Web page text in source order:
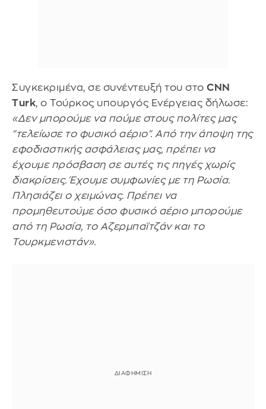
Συγκεκριμένα, σε συνέντευξή του στο CNN
Turk, ο Τούρκος υπουργός Ενέργειας δήλωσε:
«Δεν μπορούμε να πούμε στους πολίτες μας
"τελείωσε το φυσικό αέριο". Από την άποψη της
εφοδιαστικής ασφάλειας μας, πρέπει να
έχουμε πρόσβαση σε αυτές τις πηγές χωρίς
διακρίσεις. Έχουμε συμφωνίες με τη Ρωσία.
Πλησιάζει ο χειμώνας. Πρέπει να
προμηθευτούμε όσο φυσικό αέριο μπορούμε
από τη Ρωσία, το Αζερμπαϊτζάν και το
Τουρκμενιστάν».